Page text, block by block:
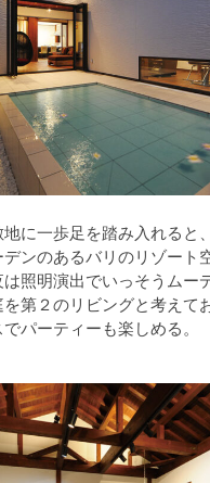
に一歩足を踏み入れると
ンのあるバリのリゾート
照明演出でいっそうムー
第２のリビングと考えて
パーティーも楽しめる。